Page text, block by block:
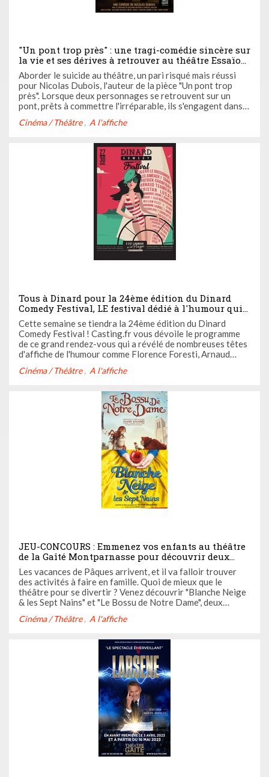
"Un pont trop près" : une tragi-comédie sincère sur
la vie et ses dérives à retrouver au théâtre Essaïon
jusqu'au 30 mai
Aborder le suicide au théâtre, un pari risqué mais réussi
pour Nicolas Dubois, l'auteur de la pièce "Un pont trop
près". Lorsque deux personnages se retrouvent sur un
pont, prêts à commettre l'irréparable, ils s'engagent dans
Cinéma / Théâtre A l'affiche
Tous à Dinard pour la 24ème édition du Dinard
Comedy Festival, LE festival dédié à l'humour qui
révèle les futurs grands humoristes (Florence
Foresti, Arnaud Tsamere, Baptiste Lecaplain...)
Cette semaine se tiendra la 24ème édition du Dinard
Comedy Festival ! Casting.fr vous dévoile le programme
de ce grand rendez-vous qui a révélé de nombreuses têtes
d'affiche de l'humour comme Florence Foresti, Arnaud
30 avril.
Cinéma / Théâtre A l'affiche
JEU-CONCOURS : Emmenez vos enfants au théâtre
de la Gaîté Montparnasse pour découvrir deux
spectacles jeune public : "Blanche Neige & les Sept
Nains" et "Le Bossu de Notre Dame"
Les vacances de Pâques arrivent, et il va falloir trouver
des activités à faire en famille. Quoi de mieux que le
théâtre pour se divertir ? Venez découvrir "Blanche Neige
& les Sept Nains" et "Le Bossu de Notre Dame", deux
préférées de vos enfants à la Gaîté Montparnasse.
Cinéma / Théâtre A l'affiche